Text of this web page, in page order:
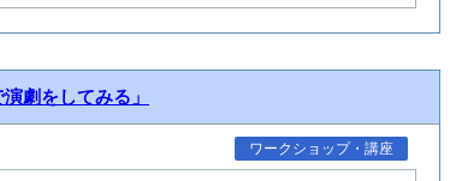
劇をしてみる」
ワークショップ・講座